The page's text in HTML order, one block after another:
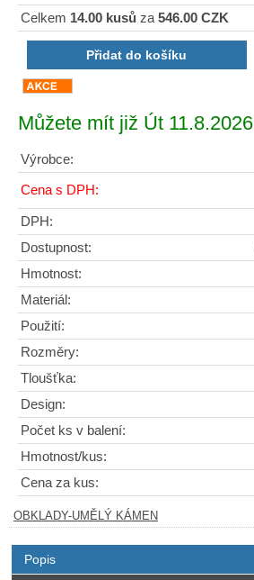
Celkem 14.00 kusů za 546.00 CZK
Můžete mít již Út 11.8.2026
Výrobce:
Cena s DPH:
DPH:
Dostupnost:
Hmotnost:
Materiál:
Použití:
Rozměry:
Tloušťka:
Design:
Počet ks v balení:
Hmotnost/kus:
Cena za kus:
OBKLADY-UMĚLÝ KÁMEN
Popis